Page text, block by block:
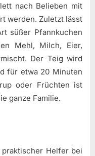
nach Belieben mit
werden. Zuletzt lässt
süßer Pfannkuchen
Mehl, Milch, Eier,
Der Teig wird
für etwa 20 Minuten
oder Früchten ist
ganze Familie.
Helfer bei